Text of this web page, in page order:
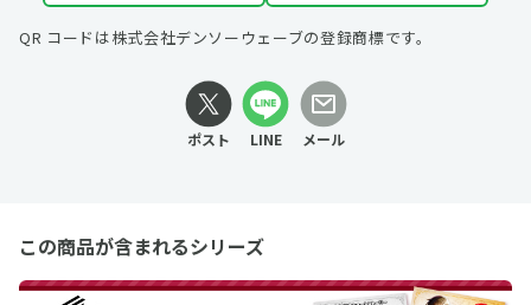
QR コードは株式会社デンソーウェーブの登録商標です。
ポスト LINE メール
この商品が含まれるシリーズ